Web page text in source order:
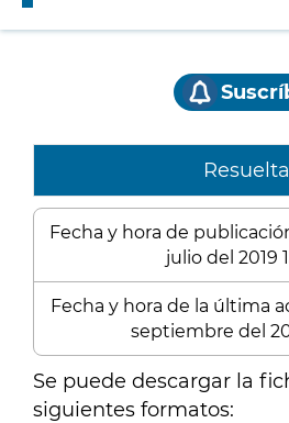
Resuelta
Fecha y hora de
julio del 2019
Fecha y hora de la última
septiembre del
Se puede descargar la
siguientes formatos: